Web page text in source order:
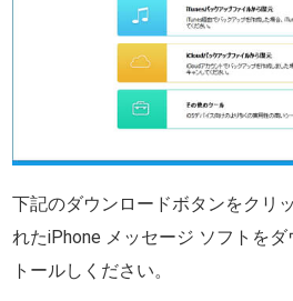
下記のダウンロードボタンをクリ
れたiPhone メッセージ ソフトを
トールしください。